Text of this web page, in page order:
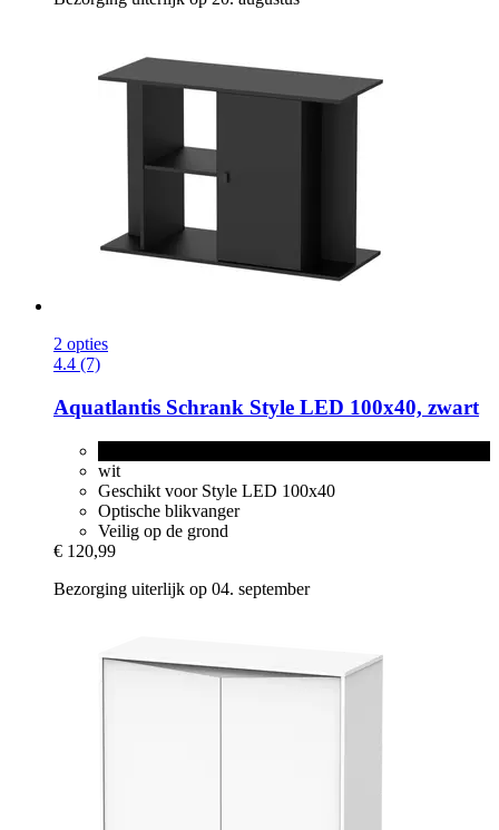
2 opties
4.4 (7)
Aquatlantis Schrank Style LED 100x40, zwart
wit
Geschikt voor Style LED 100x40
Optische blikvanger
Veilig op de grond
€ 120,99
Bezorging uiterlijk op 04. september